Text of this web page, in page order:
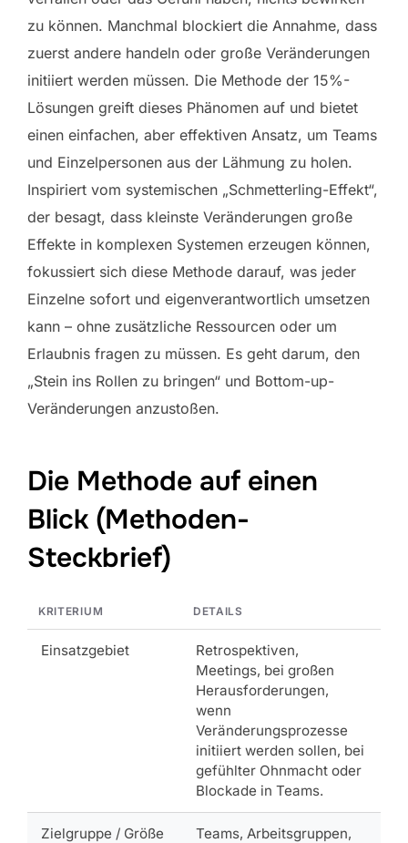
zu können. Manchmal blockiert die Annahme, dass
zuerst andere handeln oder große Veränderungen
initiiert werden müssen. Die Methode der 15%-
Lösungen greift dieses Phänomen auf und bietet
einen einfachen, aber effektiven Ansatz, um Teams
und Einzelpersonen aus der Lähmung zu holen.
Inspiriert vom systemischen „Schmetterling-Effekt“,
der besagt, dass kleinste Veränderungen große
Effekte in komplexen Systemen erzeugen können,
fokussiert sich diese Methode darauf, was jeder
Einzelne sofort und eigenverantwortlich umsetzen
kann – ohne zusätzliche Ressourcen oder um
Erlaubnis fragen zu müssen. Es geht darum, den
„Stein ins Rollen zu bringen“ und Bottom-up-
Veränderungen anzustoßen.
Die Methode auf einen
Blick (Methoden-
Steckbrief)
KRITERIUM DETAILS
Einsatzgebiet
Retrospektiven,
Meetings, bei großen
Herausforderungen,
wenn
Veränderungsprozesse
initiiert werden sollen, bei
gefühlter Ohnmacht oder
Blockade in Teams.
Zielgruppe / Größe
Teams, Arbeitsgruppen,